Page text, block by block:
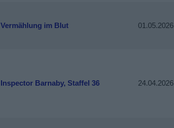
Vermählung im Blut 01.05.2026
Inspector Barnaby, Staffel 36 24.04.2026